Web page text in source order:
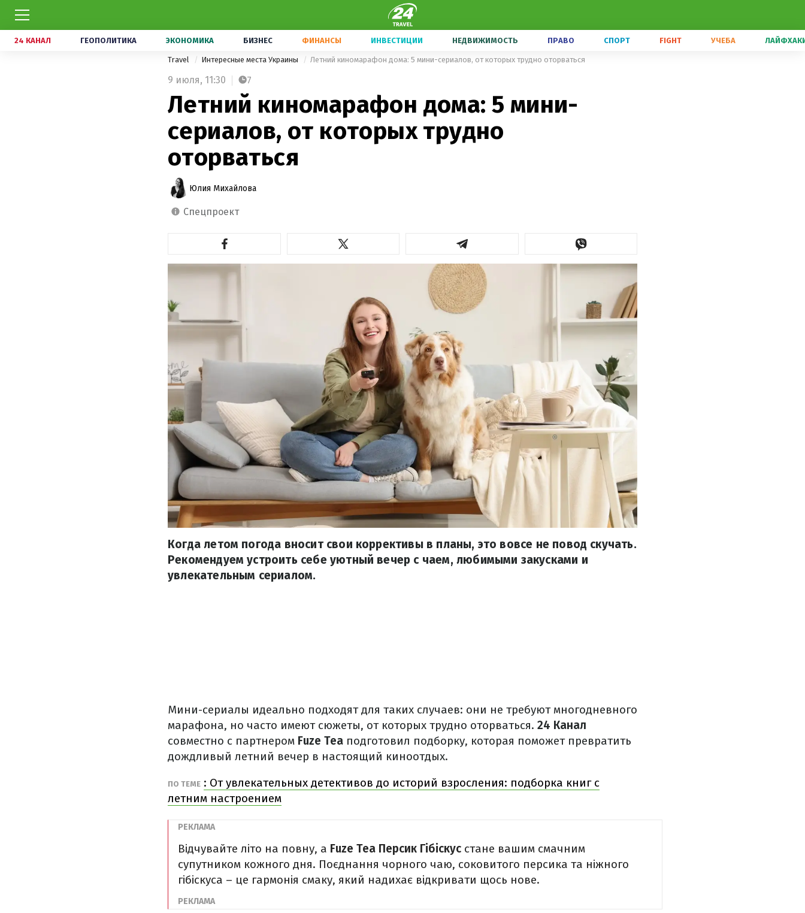
24 КАНАЛ ГЕОПОЛИТИКА ЭКОНОМИКА БИЗНЕС ФИНАНСЫ ИНВЕСТИЦИИ НЕДВИЖИМОСТЬ ПРАВО СПОРТ FIGHT УЧЕБА
Travel Интересные места Украины Летний киномарафон дома: 5 мини-сериалов, от которых трудно оторваться
9 июля, 11:30 7
Летний киномарафон дома: 5 мини-
сериалов, от которых трудно
оторваться
Юлия Михайлова
спецпроект
Когда летом погода вносит свои коррективы в планы, это вовсе не повод скучать.
Рекомендуем устроить себе уютный вечер с чаем, любимыми закусками и
увлекательным сериалом.
Мини-сериалы идеально подходят для таких случаев: они не требуют многодневного
марафона, но часто имеют сюжеты, от которых трудно оторваться. 24 Канал
совместно с партнером Fuze Tea подготовил подборку, которая поможет превратить
дождливый летний вечер в настоящий киноотдых.
ПО ТЕМЕ : От увлекательных детективов до историй взросления: подборка книг с
летним настроением
Відчувайте літо на повну, а Fuze Tea Персик Гібіскус стане вашим смачним
супутником кожного дня. Поєднання чорного чаю, соковитого персика та ніжного
гібіскуса – це гармонія смаку, який надихає відкривати щось нове.